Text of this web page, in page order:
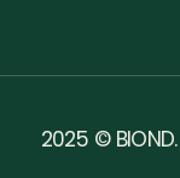
2025 ©